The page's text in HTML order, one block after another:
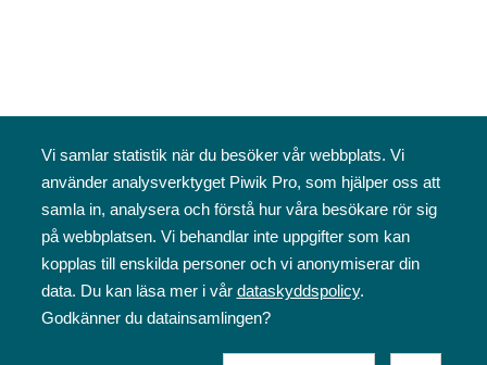
Vi samlar statistik när du besöker vår webbplats. Vi
använder analysverktyget Piwik Pro, som hjälper oss att
samla in, analysera och förstå hur våra besökare rör sig
på webbplatsen. Vi behandlar inte uppgifter som kan
kopplas till enskilda personer och vi anonymiserar din
data. Du kan läsa mer i vår dataskyddspolicy.
Godkänner du datainsamlingen?